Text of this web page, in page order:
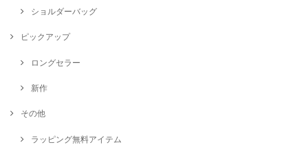
ショルダーバッグ
ピックアップ
ロングセラー
新作
その他
ラッピング無料アイテム